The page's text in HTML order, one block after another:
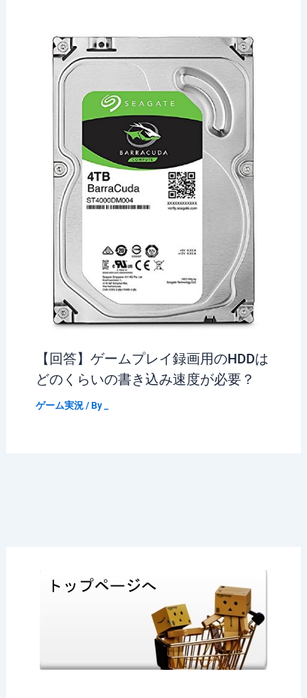
【回答】ゲームプレイ録画用のHDDは
どのくらいの書き込み速度が必要？
ゲーム実況/ By